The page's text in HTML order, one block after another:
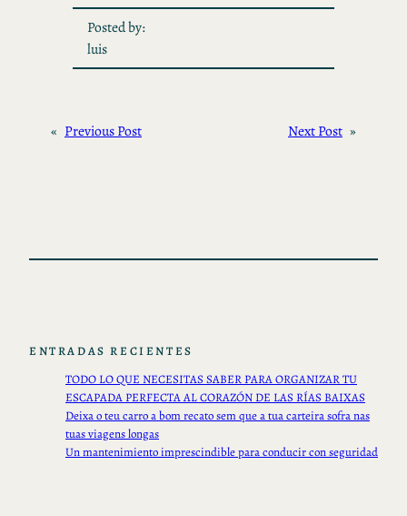
Posted by:
luis
« Previous Post Next Post »
ENTRADAS RECIENTES
TODO LO QUE NECESITAS SABER PARA ORGANIZAR TU
ESCAPADA PERFECTA AL CORAZÓN DE LAS RÍAS BAIXAS
Deixa o teu carro a bom recato sem que a tua carteira sofra nas
tuas viagens longas
Un mantenimiento imprescindible para conducir con seguridad